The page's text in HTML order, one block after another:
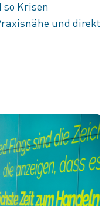
so Krisen
und direkt